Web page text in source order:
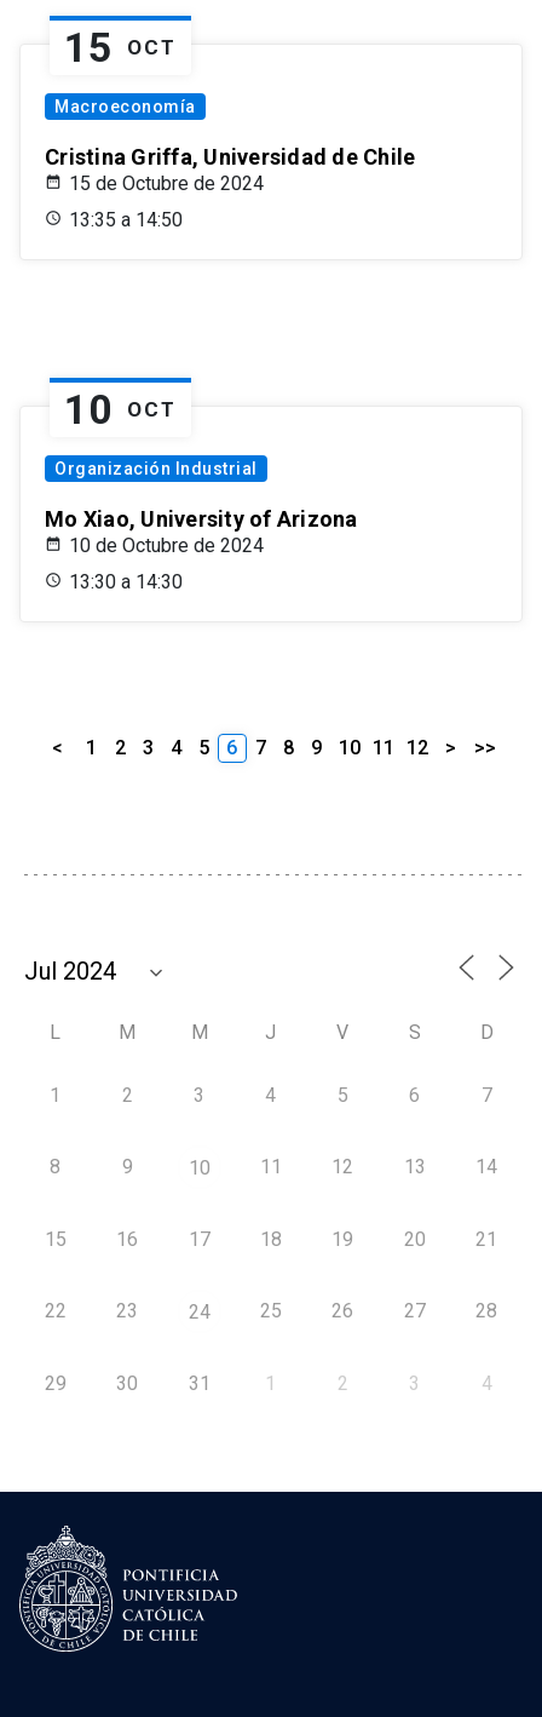
15 OCT
Macroeconomía
Cristina Griffa, Universidad de Chile
15 de Octubre de 2024
13:35 a 14:50
10 OCT
Organización Industrial
Mo Xiao, University of Arizona
10 de Octubre de 2024
13:30 a 14:30
< 1 2 3 4 5 6 7 8 9 10 11 12 > >>
L M M J V S D
1 2 3 4 5 6 7
8 9 10 11 12 13 14
15 16 17 18 19 20 21
22 23 24 25 26 27 28
29 30 31 1 2 3 4